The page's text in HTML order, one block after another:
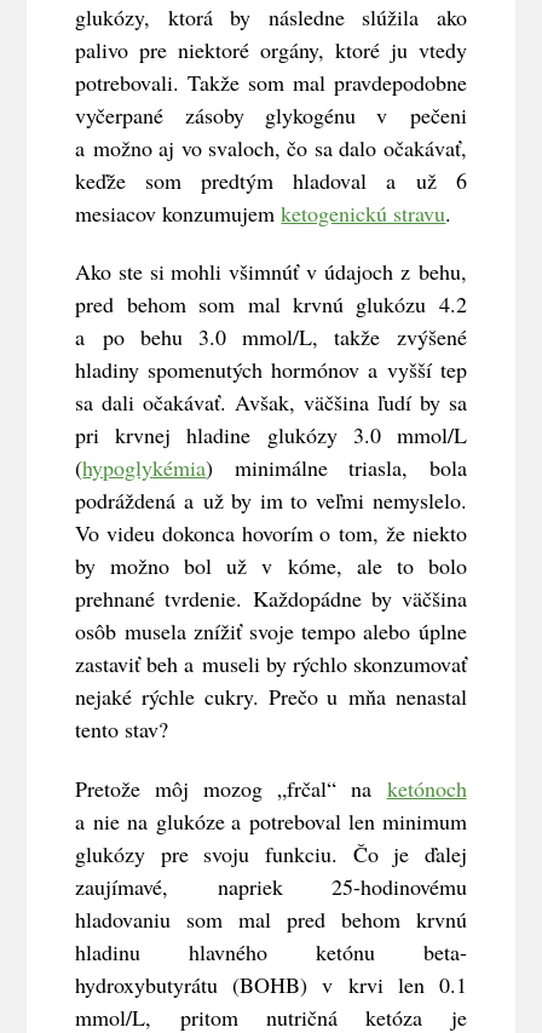
glukózy, ktorá by následne slúžila ako
palivo pre niektoré orgány, ktoré ju vtedy
potrebovali. Takže som mal pravdepodobne
vyčerpané zásoby glykogénu v pečeni
a možno aj vo svaloch, čo sa dalo očakávať,
keďže som predtým hladoval a už 6
mesiacov konzumujemketogenickú stravu.
Ako ste si mohli všimnúť v údajoch z behu,
pred behom som mal krvnú glukózu 4.2
a po behu 3.0 mmol/L, takže zvýšené
hladiny spomenutých hormónov a vyšší tep
sa dali očakávať. Avšak, väčšina ľudí by sa
pri krvnej hladine glukózy 3.0 mmol/L
(hypoglykémia) minimálne triasla, bola
podráždená a už by im to veľmi nemyslelo.
Vo videu dokonca hovorím o tom, že niekto
by možno bol už v kóme, ale to bolo
prehnané tvrdenie. Každopádne by väčšina
osôb musela znížiť svoje tempo alebo úplne
zastaviť beh a museli by rýchlo skonzumovať
nejaké rýchle cukry. Prečo u mňa nenastal
tento stav?
Pretože môj mozog „frčal“ na ketónoch
a nie na glukóze a potreboval len minimum
glukózy pre svoju funkciu. Čo je ďalej
zaujímavé, napriek 25-hodinovému
hladovaniu som mal pred behom krvnú
hladinu hlavného ketónu beta-
hydroxybutyrátu (BOHB) v krvi len 0.1
mmol/L, pritom nutričná ketóza je